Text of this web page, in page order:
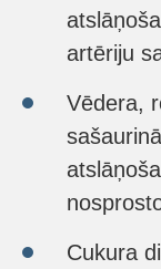
artēriju
Vēdera,
Cukura